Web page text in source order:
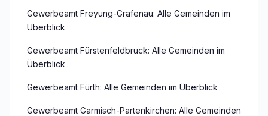
Gewerbeamt Freyung-Grafenau: Alle Gemeinden im
Überblick
Gewerbeamt Fürstenfeldbruck: Alle Gemeinden im
Überblick
Gewerbeamt Fürth: Alle Gemeinden im Überblick
Gewerbeamt Garmisch-Partenkirchen: Alle Gemeinden